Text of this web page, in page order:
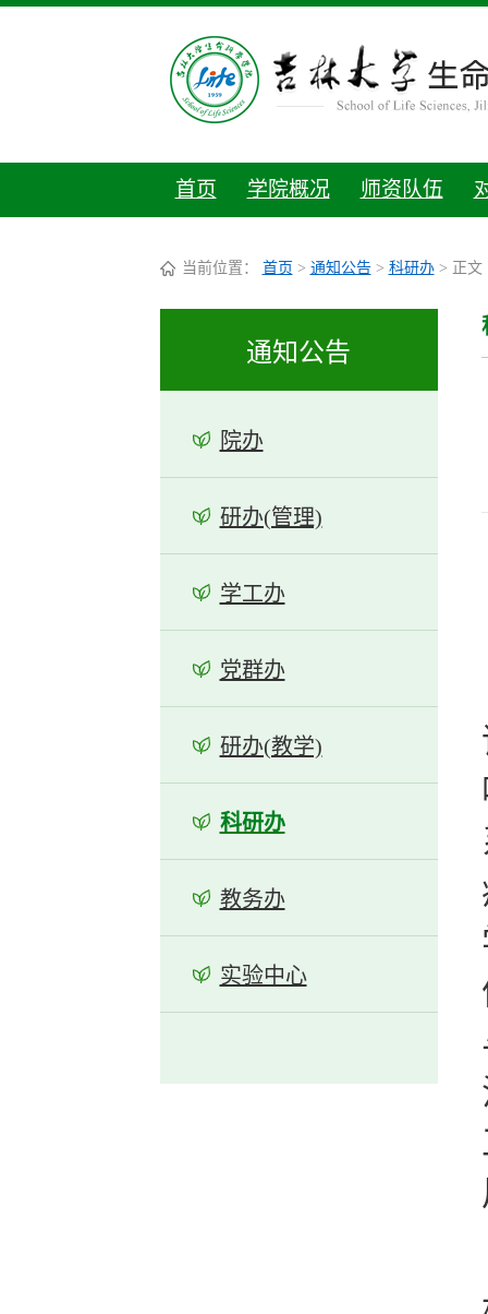
首页 学院概况 师资队伍
当前位置： 首页 > 通知公告> 科研办> 正文
通知公告
院办
研办(管理)
学工办
党群办
研办(教学)
科研办
教务办
实验中心